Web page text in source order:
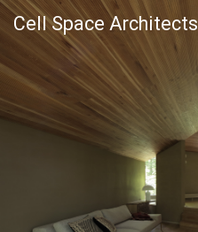
Cell Space Architects